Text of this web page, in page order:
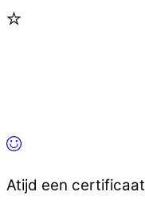
Atijd een certificaat